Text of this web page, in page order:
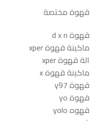
قهوة مختصة
قهوة d x n
ماكينة قهوة xper
الة قهوة xper
ماكينة قهوة x
قهوة y97
قهوة yo
قهوه yolo